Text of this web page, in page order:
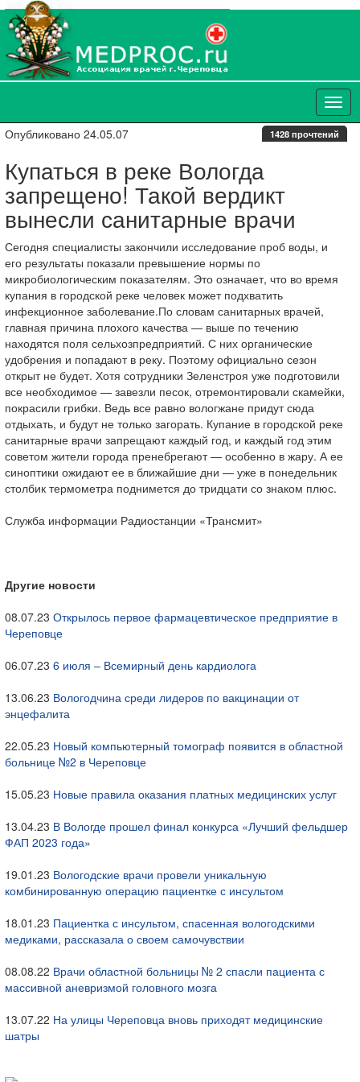
Опубликовано 24.05.07 1428 прочтений
Купаться в реке Вологда
запрещено! Такой вердикт
вынесли санитарные врачи
Сегодня специалисты закончили исследование проб воды, и
его результаты показали превышение нормы по
микробиологическим показателям. Это означает, что во время
купания в городской реке человек может подхватить
инфекционное заболевание.По словам санитарных врачей,
главная причина плохого качества — выше по течению
находятся поля сельхозпредприятий. С них органические
удобрения и попадают в реку. Поэтому официально сезон
открыт не будет. Хотя сотрудники Зеленстроя уже подготовили
все необходимое — завезли песок, отремонтировали скамейки,
покрасили грибки. Ведь все равно вологжане придут сюда
отдыхать, и будут не только загорать. Купание в городской реке
санитарные врачи запрещают каждый год, и каждый год этим
советом жители города пренебрегают — особенно в жару. А ее
синоптики ожидают ее в ближайшие дни — уже в понедельник
столбик термометра поднимется до тридцати со знаком плюс.
Служба информации Радиостанции «Трансмит»
Другие новости
08.07.23 Открылось первое фармацевтическое предприятие в
Череповце
06.07.23 6 июля – Всемирный день кардиолога
13.06.23 Вологодчина среди лидеров по вакцинации от
энцефалита
22.05.23 Новый компьютерный томограф появится в областной
больнице №2 в Череповце
15.05.23 Новые правила оказания платных медицинских услуг
13.04.23 В Вологде прошел финал конкурса «Лучший фельдшер
ФАП 2023 года»
19.01.23 Вологодские врачи провели уникальную
комбинированную операцию пациентке с инсультом
18.01.23 Пациентка с инсультом, спасенная вологодскими
медиками, рассказала о своем самочувствии
08.08.22 Врачи областной больницы № 2 спасли пациента с
массивной аневризмой головного мозга
13.07.22 На улицы Череповца вновь приходят медицинские
шатры